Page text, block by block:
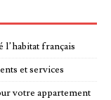
l’habitat français
et services
votre appartement